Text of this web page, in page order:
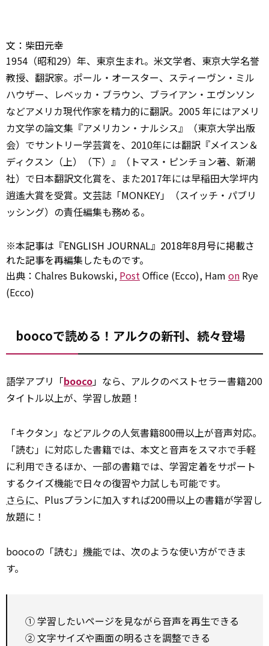
文：柴田元幸
1954（昭和29）年、東京生まれ。米文学者、東京大学名誉
教授、翻訳家。ポール・オースター、スティーヴン・ミル
ハウザー、レベッカ・ブラウン、ブライアン・エヴンソン
などアメリカ現代作家を精力的に翻訳。2005 年にはアメリ
カ文学の論文集『アメリカン・ナルシス』（東京大学出版
会）でサントリー学芸賞を、2010年には翻訳『メイスン＆
ディクスン（上）（下）』（トマス・ピンチョン著、新潮
社）で日本翻訳文化賞を、また2017年には早稲田大学坪内
逍遙大賞を受賞。文芸誌「MONKEY」（スイッチ・パブリ
ッシング）の責任編集も務める。
※本記事は『ENGLISH JOURNAL』2018年8月号に掲載さ
れた記事を再編集したものです。
出典：Chalres Bukowski, PostOffice (Ecco)――, Ham on Rye
(Ecco)
boocoで読める！アルクの新刊、続々登場
語学アプリ「booco」なら、アルクのベストセラー書籍200
タイトル以上が、学習し放題！
「キクタン」などアルクの人気書籍800冊以上が音声対応。
「読む」に対応した書籍では、本文と音声をスマホで手軽
に利用できるほか、一部の書籍では、学習定着をサポート
するクイズ機能で日々の復習や力試しも可能です。
さらに、Plusプランに加入すれば200冊以上の書籍が学習し
放題に！
boocoの「読む」 機能では、次のような使い方ができま
す。
① 学習したいページを見ながら音声を再生できる
② 文字サイズや画面の明るさを調整できる